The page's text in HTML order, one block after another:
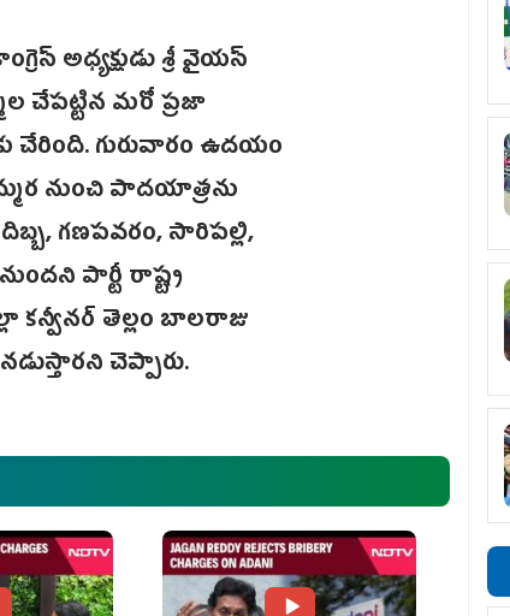
అధ్యక్షుడు శ్రీ వైయస్
చేపట్టిన మరో ప్రజా
చేరింది. గురువారం ఉదయం
నుంచి పాదయాత్రను
గణపవరం, సారిపల్లి,
పార్టీ రాష్ట్ర
తెల్లం బాలరాజు
చెప్పారు.